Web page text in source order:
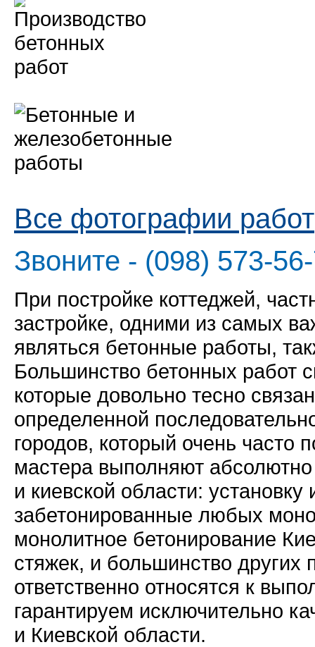
Все фотографии работ
Звоните - (098) 573-
При постройке коттеджей,
застройке, одними из самых
являться бетонные работы,
Большинство бетонных работ
которые довольно тесно
определенной
городов, который очень часто
мастера выполняют
и киевской области:
забетонированные любых
монолитное бетонирование
стяжек, и большинство
ответственно относятся к
гарантируем исключительно
и Киевской области.